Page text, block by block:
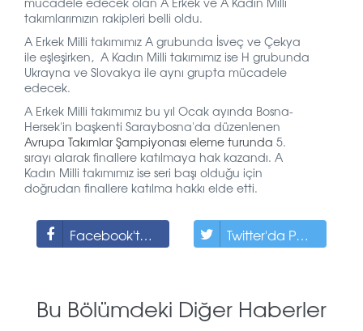
takımlarımızın rakipleri belli oldu.
A Erkek Milli takımımız A grubunda İsveç ve Çekya
ile eşleşirken, A Kadın Milli takımımız ise H grubunda
Ukrayna ve Slovakya ile aynı grupta mücadele
edecek.
A Erkek Milli takımımız bu yıl Ocak ayında Bosna-
Hersek'in başkenti Saraybosna'da düzenlenen
Avrupa Takımlar Şampiyonası eleme turunda 5.
sırayı alarak finallere katılmaya hak kazandı. A
Kadın Milli takımımız ise seri başı olduğu için
doğrudan finallere katılma hakkı elde etti.
Facebook'ta Paylaş Twitter'da Paylaş
Bu Bölümdeki Diğer Haberler